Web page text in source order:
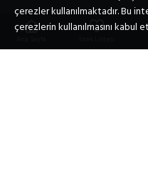
çerezler kullanılmaktadır. Bu
çerezlerin kullanılmasını kabul